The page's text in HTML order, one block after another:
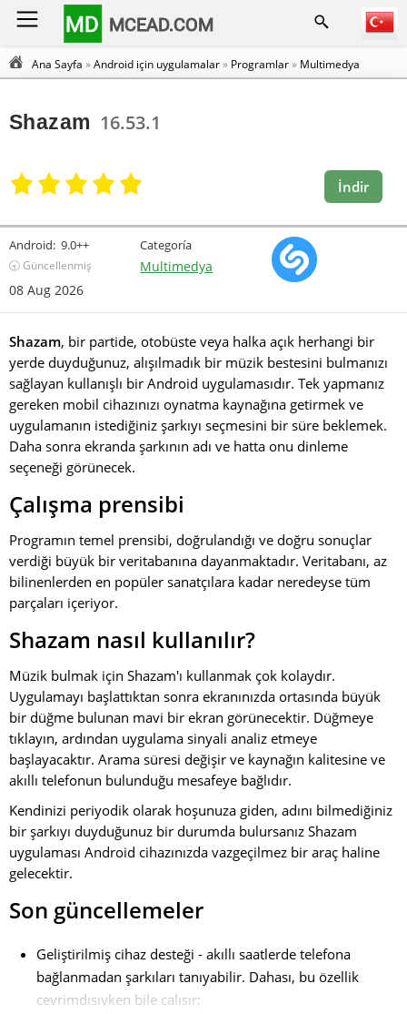
MD MCEAD.COM
Ana Sayfa »Android için uygulamalar» Programlar» Multimedya
Shazam 16.53.1
İndir
Android: 9.0++
🕣 Güncellenmiş
08 Aug 2026
Categoría
Multimedya
Shazam, bir partide, otobüste veya halka açık herhangi bir
yerde duyduğunuz, alışılmadık bir müzik bestesini bulmanızı
sağlayan kullanışlı bir Android uygulamasıdır. Tek yapmanız
gereken mobil cihazınızı oynatma kaynağına getirmek ve
uygulamanın istediğiniz şarkıyı seçmesini bir süre beklemek.
Daha sonra ekranda şarkının adı ve hatta onu dinleme
seçeneği görünecek.
Çalışma prensibi
Programın temel prensibi, doğrulandığı ve doğru sonuçlar
verdiği büyük bir veritabanına dayanmaktadır. Veritabanı, az
bilinenlerden en popüler sanatçılara kadar neredeyse tüm
parçaları içeriyor.
Shazam nasıl kullanılır?
Müzik bulmak için Shazam'ı kullanmak çok kolaydır.
Uygulamayı başlattıktan sonra ekranınızda ortasında büyük
bir düğme bulunan mavi bir ekran görünecektir. Düğmeye
tıklayın, ardından uygulama sinyali analiz etmeye
başlayacaktır. Arama süresi değişir ve kaynağın kalitesine ve
akıllı telefonun bulunduğu mesafeye bağlıdır.
Kendinizi periyodik olarak hoşunuza giden, adını bilmediğiniz
bir şarkıyı duyduğunuz bir durumda bulursanız Shazam
uygulaması Android cihazınızda vazgeçilmez bir araç haline
gelecektir.
Son güncellemeler
Geliştirilmiş cihaz desteği - akıllı saatlerde telefona
bağlanmadan şarkıları tanıyabilir. Dahası, bu özellik
çevrimdışıyken bile çalışır;